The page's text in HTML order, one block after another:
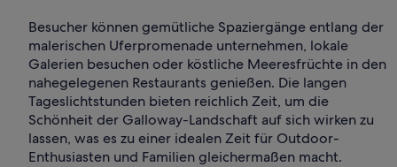
Besucher können gemütliche Spaziergänge entlang der
malerischen Uferpromenade unternehmen, lokale
Galerien besuchen oder köstliche Meeresfrüchte in den
nahegelegenen Restaurants genießen. Die langen
Tageslichtstunden bieten reichlich Zeit, um die
Schönheit der Galloway-Landschaft auf sich wirken zu
lassen, was es zu einer idealen Zeit für Outdoor-
Enthusiasten und Familien gleichermaßen macht.